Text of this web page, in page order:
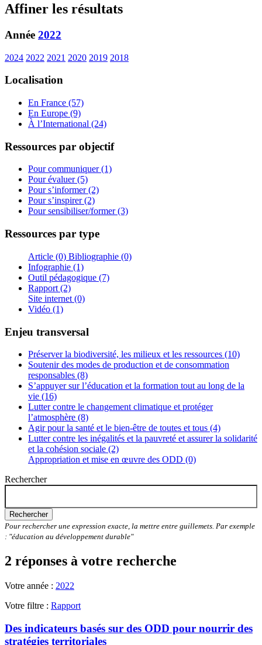
Affiner les résultats
Année 2022
2024 2022 2021 2020 2019 2018
Localisation
En France (57)
En Europe (9)
À l’International (24)
Ressources par objectif
Pour communiquer (1)
Pour évaluer (5)
Pour s’informer (2)
Pour s’inspirer (2)
Pour sensibiliser/former (3)
Ressources par type
Article (0) Bibliographie (0)
Infographie (1)
Outil pédagogique (7)
Rapport (2)
Site internet (0)
Vidéo (1)
Enjeu transversal
Préserver la biodiversité, les milieux et les ressources (10)
Soutenir des modes de production et de consommation
responsables (8)
S’appuyer sur l’éducation et la formation tout au long de la
vie (16)
Lutter contre le changement climatique et protéger
l’atmosphère (8)
Agir pour la santé et le bien-être de toutes et tous (4)
Lutter contre les inégalités et la pauvreté et assurer la solidarité
et la cohésion sociale (2)
Appropriation et mise en œuvre des ODD (0)
Rechercher
Rechercher
Pour rechercher une expression exacte, la mettre entre guillemets. Par exemple
: "éducation au développement durable"
2 réponses à votre recherche
Votre année : 2022
Votre filtre : Rapport
Des indicateurs basés sur des ODD pour nourrir des
stratégies territoriales